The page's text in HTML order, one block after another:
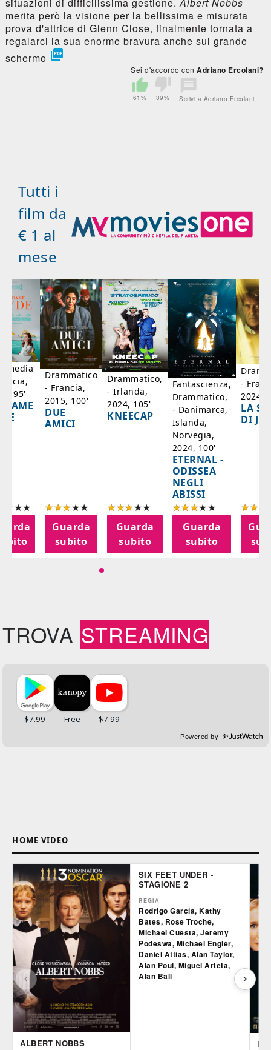
merita però la visione per la bellissima e misurata
prova d'attrice di Glenn Close, finalmente tornata a
regalarci la sua enorme bravura anche sul grande
schermo 
Sei d'accordo conAdriano Ercolani?
61% 39% Scrivi a Adriano Ercolani
Tutti i
film da
€ 1 al
mese
95'
Drammatico
- Francia,
2015, 100'
DUE
AMICI
Guarda
subito
Drammatico,
- Irlanda,
2024, 105'
KNEECAP
Guarda
subito
Fantascienza,
Drammatico,
- Danimarca,
Islanda,
Norvegia,
2024, 100'
ETERNAL -
ODISSEA
NEGLI
ABISSI
Guarda
subito
-
2024,
LA
DI
TROVA STREAMING
Powered by
HOME VIDEO
ALBERT NOBBS
SIX FEET UNDER -
STAGIONE 2
REGIA
Rodrigo García, Kathy
Bates, Rose Troche,
Michael Cuesta, Jeremy
Podeswa, Michael Engler,
Daniel Attias, Alan Taylor,
Alan Poul, Miguel Arteta,
Alan Ball
LE